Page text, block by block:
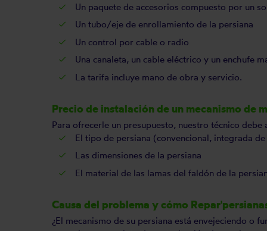
Un paquete de accesorios compuesto por un
Un tubo/eje de enrollamiento de la persiana
Un control por cable o radio
Una canaleta, un cable eléctrico y un enchufe
La tarifa incluye mano de obra y servicio.
Precio de instalación de un mecanismo de
Para ofrecerle un presupuesto, nuestro técnico
El tipo de persiana (convencional, integrada
Las dimensiones de la persiana
El material de las lamas del faldón de la
Causa del problema y cómo
¿El mecanismo de su persiana está envejeciendo o